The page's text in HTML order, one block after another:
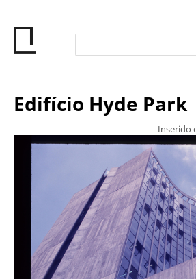
Edifício Hyde Park
Inserido